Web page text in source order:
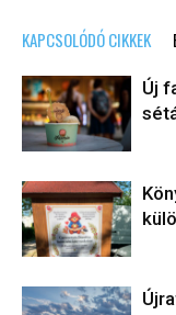
KAPCSOLÓDÓ CIKKEK
Új